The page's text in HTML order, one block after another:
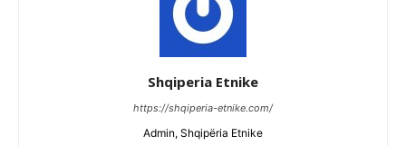
Shqiperia Etnike
https://shqiperia-etnike.com/
Admin, Shqipëria Etnike